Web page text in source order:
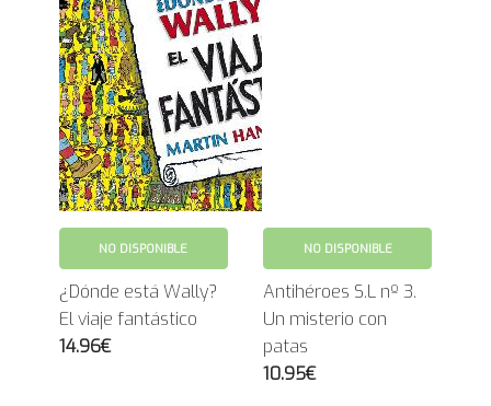
NO DISPONIBLE
¿Dónde está Wally?
El viaje fantástico
14.96€
NO DISPONIBLE
Antihéroes S.L nº 3.
Un misterio con
patas
10.95€